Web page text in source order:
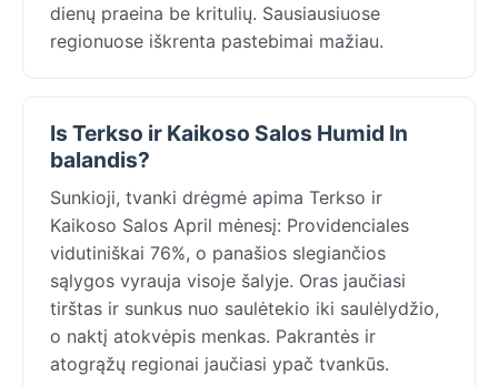
dienų praeina be kritulių. Sausiausiuose
regionuose iškrenta pastebimai mažiau.
Is Terkso ir Kaikoso Salos Humid In
balandis?
Sunkioji, tvanki drėgmė apima Terkso ir
Kaikoso Salos April mėnesį: Providenciales
vidutiniškai 76%, o panašios slegiančios
sąlygos vyrauja visoje šalyje. Oras jaučiasi
tirštas ir sunkus nuo saulėtekio iki saulėlydžio,
o naktį atokvėpis menkas. Pakrantės ir
atogrąžų regionai jaučiasi ypač tvankūs.